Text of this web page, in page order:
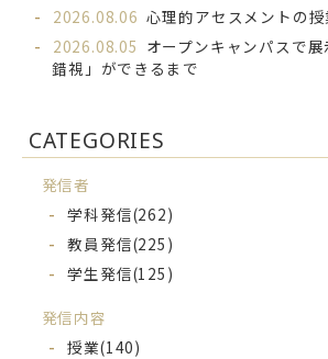
2026.08.06 心理的アセスメントの
2026.08.05 オープンキャンパスで
錯視」ができるまで
CATEGORIES
発信者
学科発信(262)
教員発信(225)
学生発信(125)
発信内容
授業(140)